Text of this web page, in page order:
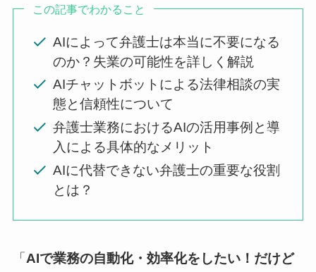
この記事でわかること
AIによって弁護士は本当に不要になる
のか？失業の可能性を詳しく解説
AIチャットボットによる法律相談の実
態と信頼性について
弁護士業務におけるAIの活用事例と導
入による具体的なメリット
AIに代替できない弁護士の重要な役割
とは？
「 AIで業務の自動化・効率化をしたい！だけど